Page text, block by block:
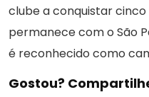
clube a conquistar
permanece com o São
é reconhecido como
Gostou?